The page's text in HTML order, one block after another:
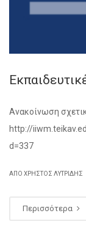
Ανακοίνωση
http://
d=337
ΑΠΌ ΧΡΉΣΤΟΣ ΛΥΤΡΊΔΗΣ
Περισσότερα